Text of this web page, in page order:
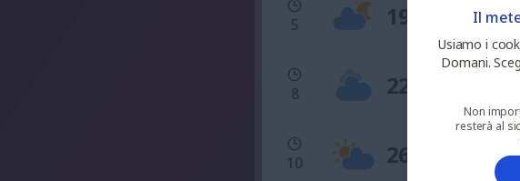
5 19 UV 0
8 22 %
10 26 UV 3
Il
Usiamo i
Domani.
Non
resterà al